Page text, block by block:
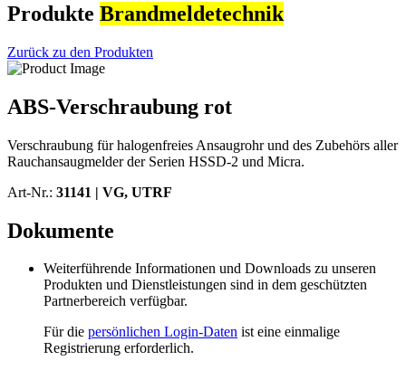
Produkte Brandmeldetechnik
Zurück zu den Produkten
ABS-Verschraubung rot
Verschraubung für halogenfreies Ansaugrohr und des Zubehörs aller
Rauchansaugmelder der Serien HSSD-2 und Micra.
Art-Nr.: 31141 | VG, UTRF
Dokumente
Weiterführende Informationen und Downloads zu unseren
Produkten und Dienstleistungen sind in dem geschützten
Partnerbereich verfügbar.
Für die persönlichen Login-Daten ist eine einmalige
Registrierung erforderlich.